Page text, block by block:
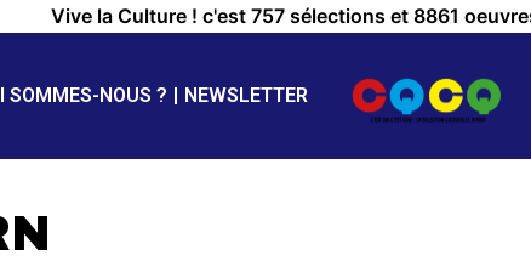
Vive la Culture ! c'est 757 sélections et 8861
SOMMES-NOUS ? NEWSLETTER